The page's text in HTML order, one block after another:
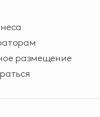
размещение